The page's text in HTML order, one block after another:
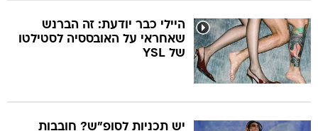
היילי כבר יודעת: זה הברנש
שאחראי על האובססיה לסטילטו
של YSL
יש תכניות לסופ"ש? חובבות